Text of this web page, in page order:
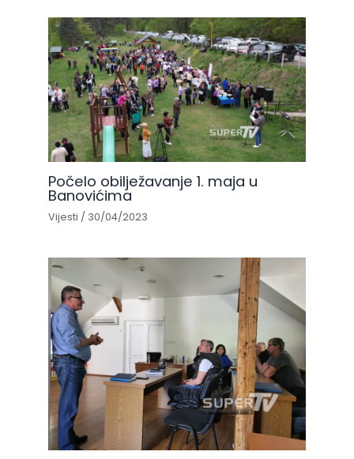
Počelo obilježavanje 1. maja u
Banovićima
Vijesti / 30/04/2023